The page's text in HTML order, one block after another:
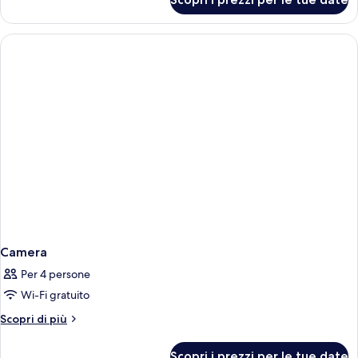
Camera
Per 4 persone
Wi-Fi gratuito
Scopri di più
Altri